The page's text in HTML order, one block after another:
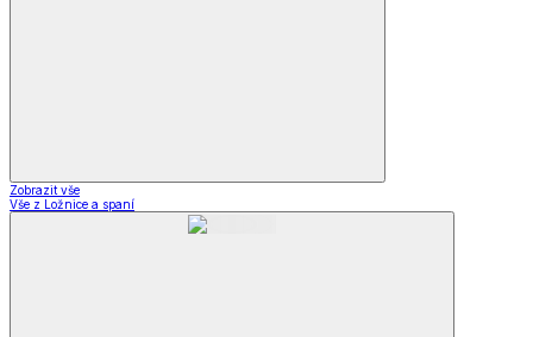
Zobrazit vše
Vše z Ložnice a spaní